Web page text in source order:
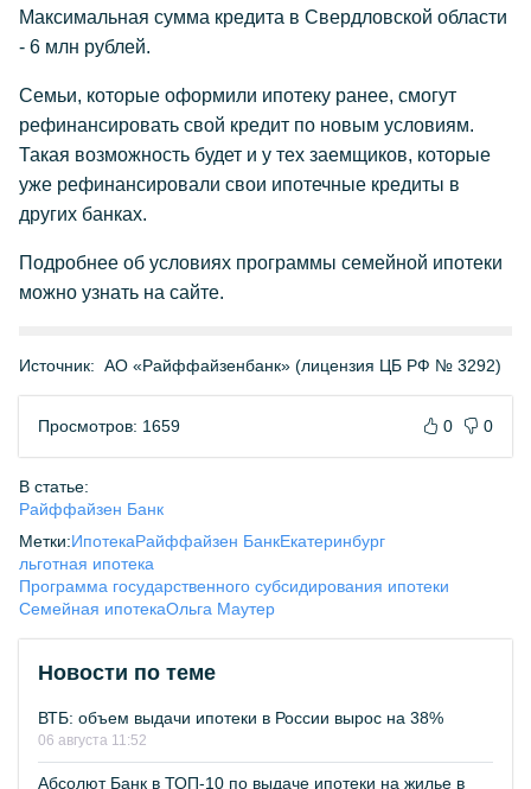
Максимальная сумма кредита в Свердловской области
- 6 млн рублей.
Семьи, которые оформили ипотеку ранее, смогут
рефинансировать свой кредит по новым условиям.
Такая возможность будет и у тех заемщиков, которые
уже рефинансировали свои ипотечные кредиты в
других банках.
Подробнее об условиях программы семейной ипотеки
можно узнать на сайте.
Источник: АО «Райффайзенбанк» (лицензия ЦБ РФ № 3292)
Просмотров: 1659 0 0
В статье:
Райффайзен Банк
Метки:ИпотекаРайффайзен БанкЕкатеринбург
льготная ипотека
Программа государственного субсидирования ипотеки
Семейная ипотекаОльга Маутер
Новости по теме
ВТБ: объем выдачи ипотеки в России вырос на 38%
06 августа 11:52
Абсолют Банк в ТОП-10 по выдаче ипотеки на жилье в